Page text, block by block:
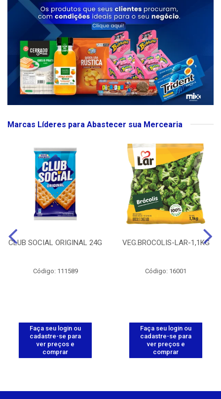
Marcas Líderes para Abastecer sua Mercearia
CLUB SOCIAL ORIGINAL 24G
Código: 111589
Faça seu login ou
cadastre-se para
ver preços e
comprar
VEG.BROCOLIS-LAR-1,1KG
Código: 16001
Faça seu login ou
cadastre-se para
ver preços e
comprar